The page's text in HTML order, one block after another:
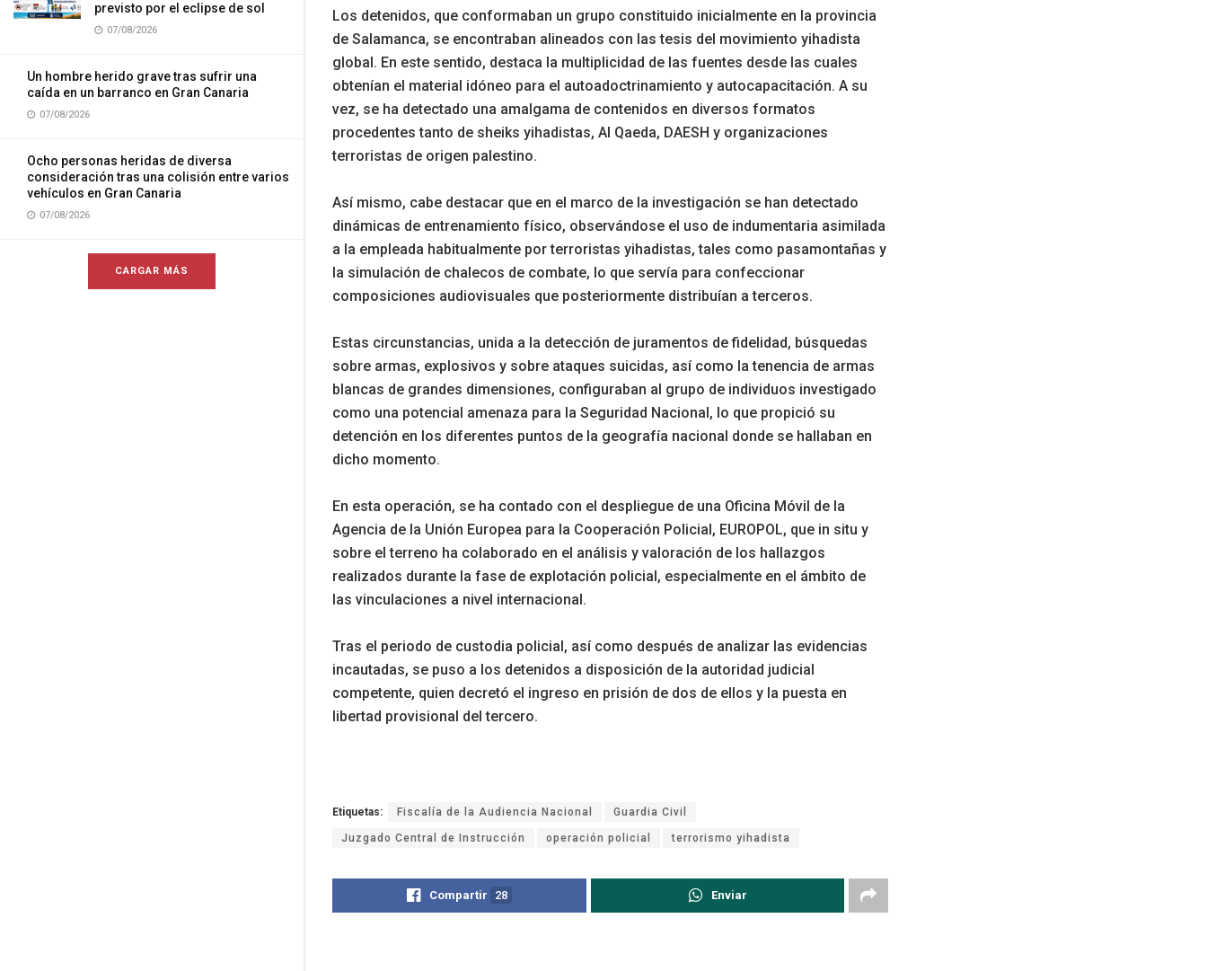
previsto por el eclipse de sol
07/08/2026
Un hombre herido grave tras sufrir una
caída en un barranco en Gran Canaria
07/08/2026
Ocho personas heridas de diversa
consideración tras una colisión entre varios
vehículos en Gran Canaria
07/08/2026
CARGAR MÁS
Los detenidos, que conformaban un grupo constituido inicialmente en la provincia
de Salamanca, se encontraban alineados con las tesis del movimiento yihadista
global. En este sentido, destaca la multiplicidad de las fuentes desde las cuales
obtenían el material idóneo para el autoadoctrinamiento y autocapacitación. A su
vez, se ha detectado una amalgama de contenidos en diversos formatos
procedentes tanto de sheiks yihadistas, Al Qaeda, DAESH y organizaciones
terroristas de origen palestino.
Así mismo, cabe destacar que en el marco de la investigación se han detectado
dinámicas de entrenamiento físico, observándose el uso de indumentaria asimilada
a la empleada habitualmente por terroristas yihadistas, tales como pasamontañas y
la simulación de chalecos de combate, lo que servía para confeccionar
composiciones audiovisuales que posteriormente distribuían a terceros.
Estas circunstancias, unida a la detección de juramentos de fidelidad, búsquedas
sobre armas, explosivos y sobre ataques suicidas, así como la tenencia de armas
blancas de grandes dimensiones, configuraban al grupo de individuos investigado
como una potencial amenaza para la Seguridad Nacional, lo que propició su
detención en los diferentes puntos de la geografía nacional donde se hallaban en
dicho momento.
En esta operación, se ha contado con el despliegue de una Oficina Móvil de la
Agencia de la Unión Europea para la Cooperación Policial, EUROPOL, que in situ y
sobre el terreno ha colaborado en el análisis y valoración de los hallazgos
realizados durante la fase de explotación policial, especialmente en el ámbito de
las vinculaciones a nivel internacional.
Tras el periodo de custodia policial, así como después de analizar las evidencias
incautadas, se puso a los detenidos a disposición de la autoridad judicial
competente, quien decretó el ingreso en prisión de dos de ellos y la puesta en
libertad provisional del tercero.
Etiquetas: Fiscalía de la Audiencia Nacional Guardia Civil
Juzgado Central de Instrucción operación policial terrorismo yihadista
Compartir 28 Enviar